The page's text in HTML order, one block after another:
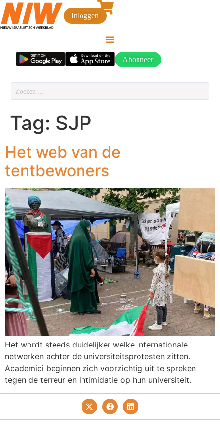
Inloggen
Abonneer
Tag: SJP
Het web van de
tentbewoners
Het wordt steeds duidelijker welke internationale
netwerken achter de universiteitsprotesten zitten.
Academici beginnen zich voorzichtig uit te spreken
tegen de terreur en intimidatie op hun universiteit.